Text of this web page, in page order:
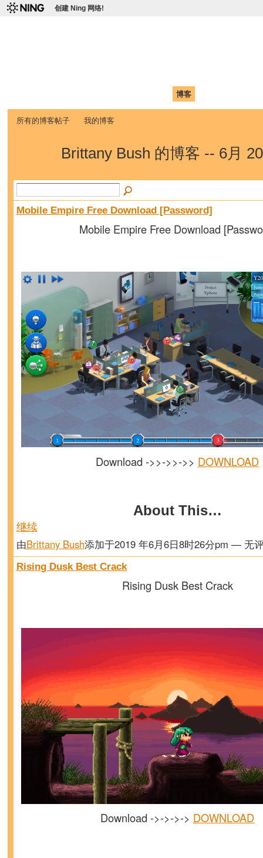
创建 Ning 网络!
博客
所有的博客帖子 我的博客
Brittany Bush 的博客 -- 6月
Mobile Empire Free Download [Password]
Mobile Empire Free Download
Download ->>->>->> DOWNLOAD
About This…
继续
由Brittany Bush添加于2019 年6月6日8时26分pm — 无
Rising Dusk Best Crack
Rising Dusk Best Crack
Download ->->->-> DOWNLOAD